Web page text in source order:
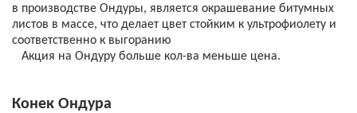
в производстве Ондуры, является окрашевание битумных
листов в массе, что делает цвет стойким к ультрофиолету и
соответственно к выгоранию
Акция на Ондуру больше кол-ва меньше цена.
Конек Ондура